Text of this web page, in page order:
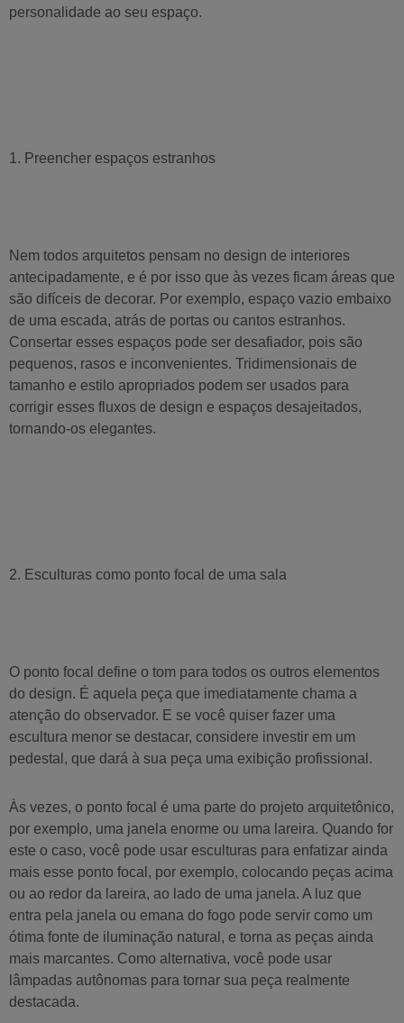
personalidade ao seu espaço.
1. Preencher espaços estranhos
Nem todos arquitetos pensam no design de interiores
antecipadamente, e é por isso que às vezes ficam áreas que
são difíceis de decorar. Por exemplo, espaço vazio embaixo
de uma escada, atrás de portas ou cantos estranhos.
Consertar esses espaços pode ser desafiador, pois são
pequenos, rasos e inconvenientes. Tridimensionais de
tamanho e estilo apropriados podem ser usados para
corrigir esses fluxos de design e espaços desajeitados,
tornando-os elegantes.
2. Esculturas como ponto focal de uma sala
O ponto focal define o tom para todos os outros elementos
do design. É aquela peça que imediatamente chama a
atenção do observador. E se você quiser fazer uma
escultura menor se destacar, considere investir em um
pedestal, que dará à sua peça uma exibição profissional.
Às vezes, o ponto focal é uma parte do projeto arquitetônico,
por exemplo, uma janela enorme ou uma lareira. Quando for
este o caso, você pode usar esculturas para enfatizar ainda
mais esse ponto focal, por exemplo, colocando peças acima
ou ao redor da lareira, ao lado de uma janela. A luz que
entra pela janela ou emana do fogo pode servir como um
ótima fonte de iluminação natural, e torna as peças ainda
mais marcantes. Como alternativa, você pode usar
lâmpadas autônomas para tornar sua peça realmente
destacada.